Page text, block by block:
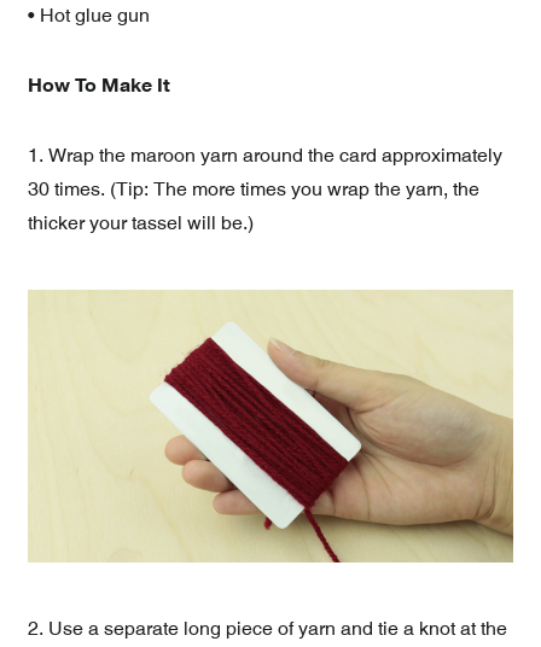
• Hot glue gun
How To Make It
1. Wrap the maroon yarn around the card approximately
30 times. (Tip: The more times you wrap the yarn, the
thicker your tassel will be.)
2. Use a separate long piece of yarn and tie a knot at the